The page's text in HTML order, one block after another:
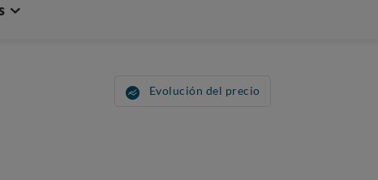
Evolución del precio